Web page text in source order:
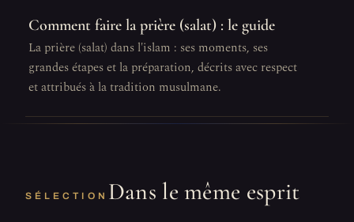
Comment faire la prière (salat) : le guide
La prière (salat) dans l'islam : ses moments, ses
grandes étapes et la préparation, décrits avec respect
et attribués à la tradition musulmane.
SÉLECTION Dans le même esprit